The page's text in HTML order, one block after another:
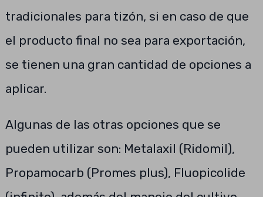
tradicionales para tizón, si en caso de que
el producto final no sea para exportación,
se tienen una gran cantidad de opciones a
aplicar.
Algunas de las otras opciones que se
pueden utilizar son: Metalaxil (Ridomil),
Propamocarb (Promes plus), Fluopicolide